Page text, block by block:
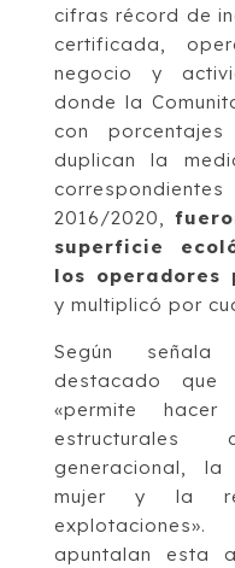
cifras récord de
certificada,
negocio y
donde la
con
duplican la
2016/2020,
superficie
los operadores
y multiplicó por
Según
destacado
«permite
generacional,
mujer y la
apuntalan esta